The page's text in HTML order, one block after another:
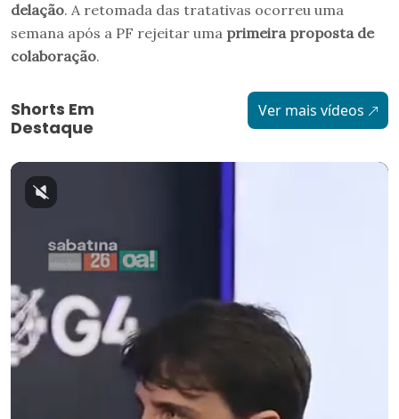
delação. A retomada das tratativas ocorreu uma
semana após a PF rejeitar uma primeira proposta de
colaboração.
Shorts Em
Destaque
Ver mais vídeos